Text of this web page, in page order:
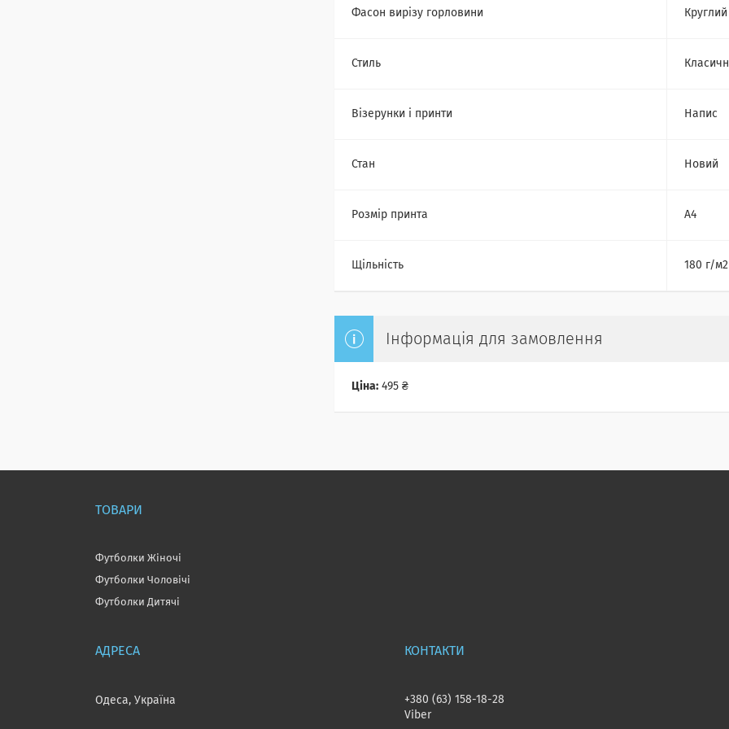
Фасон вирізу горловини Круглий
Стиль
Візерунки і принти Напис
Стан Новий
Розмір принта А4
Щільність 180 г/м2
Інформація для замовлення
Ціна: 495 ₴
ТОВАРИ
Футболки Жіночі
Футболки Чоловічі
Футболки Дитячі
Одеса, Україна
+380 (63) 158-18-28
Viber